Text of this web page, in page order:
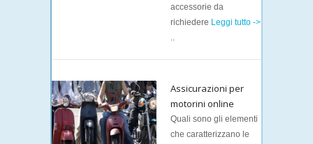
accessorie da
richiedere Leggi tutto ->
..
Assicurazioni per
motorini online
Quali sono gli elementi
che caratterizzano le